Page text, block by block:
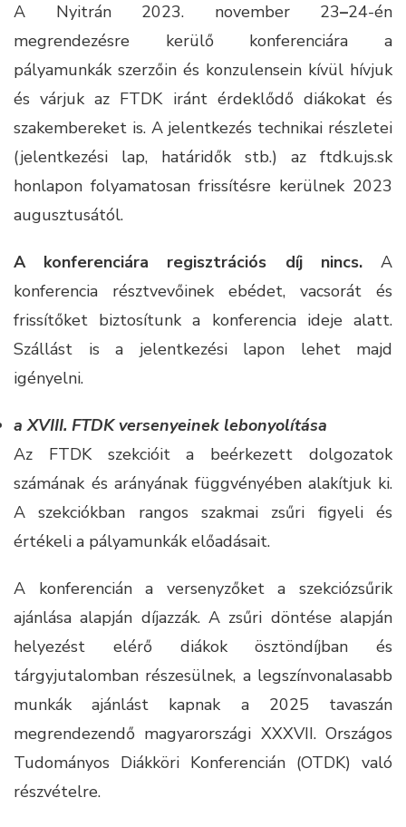
A Nyitrán 2023. november 23–24-én
megrendezésre kerülő konferenciára a
pályamunkák szerzőin és konzulensein kívül hívjuk
és várjuk az FTDK iránt érdeklődő diákokat és
szakembereket is. A jelentkezés technikai részletei
(jelentkezési lap, határidők stb.) az ftdk.ujs.sk
honlapon folyamatosan frissítésre kerülnek 2023
augusztusától.
A konferenciára regisztrációs díj nincs. A
konferencia résztvevőinek ebédet, vacsorát és
frissítőket biztosítunk a konferencia ideje alatt.
Szállást is a jelentkezési lapon lehet majd
igényelni.
a XVIII. FTDK versenyeinek lebonyolítása
Az FTDK szekcióit a beérkezett dolgozatok
számának és arányának függvényében alakítjuk ki.
A szekciókban rangos szakmai zsűri figyeli és
értékeli a pályamunkák előadásait.
A konferencián a versenyzőket a szekciózsűrik
ajánlása alapján díjazzák. A zsűri döntése alapján
helyezést elérő diákok ösztöndíjban és
tárgyjutalomban részesülnek, a legszínvonalasabb
munkák ajánlást kapnak a 2025 tavaszán
megrendezendő magyarországi XXXVII. Országos
Tudományos Diákköri Konferencián (OTDK) való
részvételre.